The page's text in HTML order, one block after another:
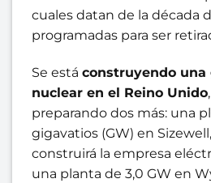
cuales datan de la década
programadas para ser
Se está construyendo una
nuclear en el Reino Unido
preparando dos más: una
gigavatios (GW) en
construirá la empresa
una planta de 3,0 GW en